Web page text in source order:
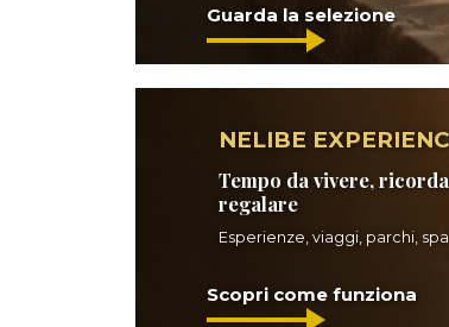
Guarda la selezione
NELIBE
Tempo da vivere,
regalare
Esperienze, viaggi, parchi,
Scopri come funziona